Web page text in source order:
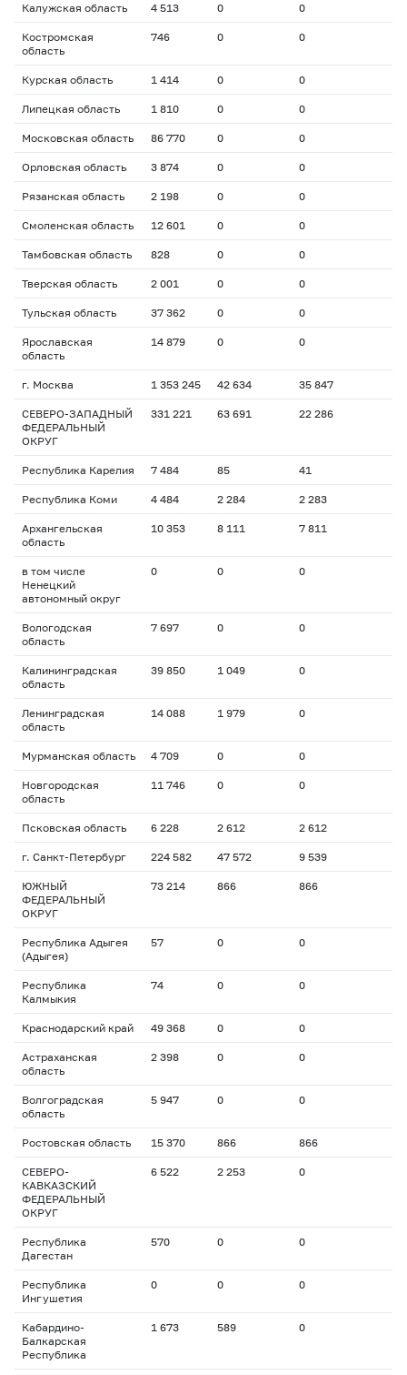
Калужская область 4 513 0 0
Костромская
область
746 0 0
Курская область 1 414 0 0
Липецкая область 1 810 0 0
Московская область 86 770 0 0
Орловская область 3 874 0 0
Рязанская область 2 198 0 0
Смоленская область 12 601 0 0
Тамбовская область 828 0 0
Тверская область 2 001 0 0
Тульская область 37 362 0 0
Ярославская
область
14 879 0 0
г. Москва 1 353 245 42 634 35 847
СЕВЕРО-ЗАПАДНЫЙ
ФЕДЕРАЛЬНЫЙ
ОКРУГ
331 221 63 691 22 286
Республика Карелия 7 484 85 41
Республика Коми 4 484 2 284 2 283
Архангельская
область
10 353 8 111 7 811
в том числе
Ненецкий
автономный округ
0 0 0
Вологодская
область
7 697 0 0
Калининградская
область
39 850 1 049 0
Ленинградская
область
14 088 1 979 0
Мурманская область 4 709 0 0
Новгородская
область
11 746 0 0
Псковская область 6 228 2 612 2 612
г. Санкт-Петербург 224 582 47 572 9 539
ЮЖНЫЙ
ФЕДЕРАЛЬНЫЙ
ОКРУГ
73 214 866 866
Республика Адыгея
(Адыгея)
57 0 0
Республика
Калмыкия
74 0 0
Краснодарский край 49 368 0 0
Астраханская
область
2 398 0 0
Волгоградская
область
5 947 0 0
Ростовская область 15 370 866 866
СЕВЕРО-
КАВКАЗСКИЙ
ФЕДЕРАЛЬНЫЙ
ОКРУГ
6 522 2 253 0
Республика
Дагестан
570 0 0
Республика
Ингушетия
0 0 0
Кабардино-
Балкарская
Республика
1 673 589 0